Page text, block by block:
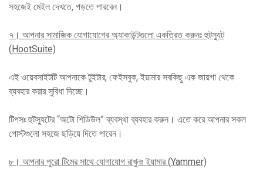
সহজেই মেইল দেখতে, পড়তে পারবেন।
৭। আপনার সামাজিক যোগাযোগের অ্যাকাউন্টগুলো একত্রিত করুনঃ হুটস্যুট
(HootSuite)
এই ওয়েবসাইটটি আপনাকে টুইটার, ফেইসবুক, ইয়ামার সবকিছু এক জায়গা থেকে
ব্যবহার করার সুবিধা দিচ্ছে।
টিপসঃ হুটস্যুটের “অটো শিডিউল” ব্যবস্থা ব্যবহার করুন। এতে করে আপনার সকল
পোস্টগুলো সহজে ছড়িয়ে দিতে পারেন।
৮। আপনার পুরো টিমের সাথে যোগাযোগ রাখুনঃ ইয়ামার (Yammer)